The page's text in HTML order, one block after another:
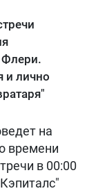
и лично
на
времени
в 00:00